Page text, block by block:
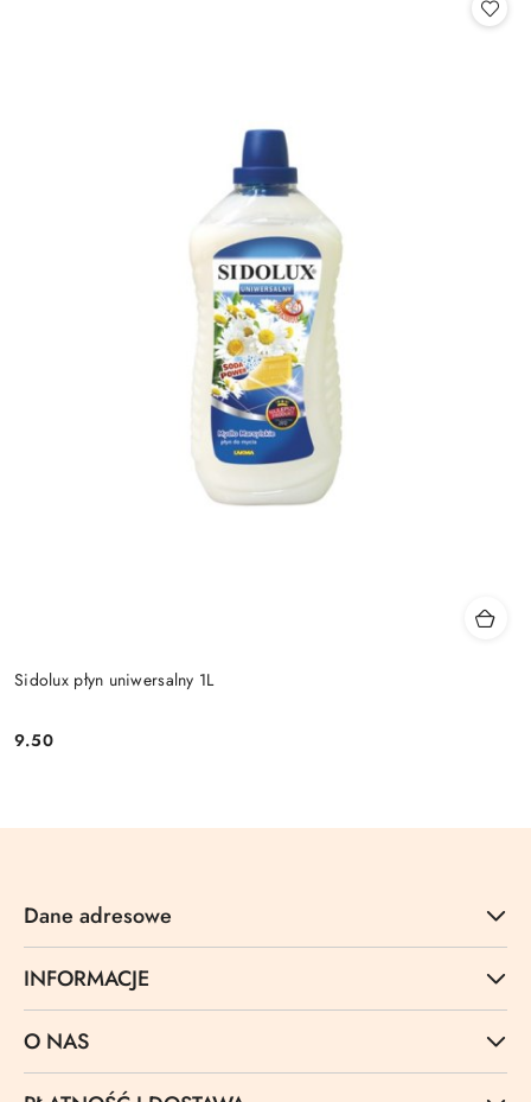
Sidolux płyn uniwersalny 1L
Cena:
9.50
Dane adresowe
INFORMACJE
O NAS